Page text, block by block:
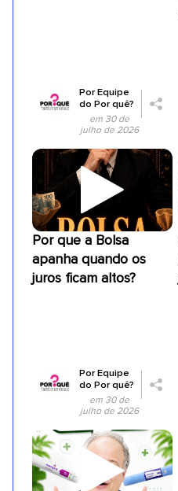
PorEquipe
do Por quê?
em 30 de
julho de 2026
Por que a Bolsa
apanha quando os
juros ficam altos?
PorEquipe
do Por quê?
em 30 de
julho de 2026